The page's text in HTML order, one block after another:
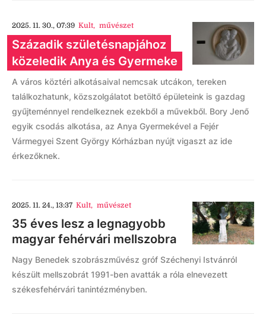
2025. 11. 30., 07:39 Kult, művészet
Századik születésnapjához
közeledik Anya és Gyermeke
A város köztéri alkotásaival nemcsak utcákon, tereken
találkozhatunk, közszolgálatot betöltő épületeink is gazdag
gyűjteménnyel rendelkeznek ezekből a művekből. Bory Jenő
egyik csodás alkotása, az Anya Gyermekével a Fejér
Vármegyei Szent György Kórházban nyújt vigaszt az ide
érkezőknek.
2025. 11. 24., 13:37 Kult, művészet
35 éves lesz a legnagyobb
magyar fehérvári mellszobra
Nagy Benedek szobrászművész gróf Széchenyi Istvánról
készült mellszobrát 1991-ben avatták a róla elnevezett
székesfehérvári tanintézményben.